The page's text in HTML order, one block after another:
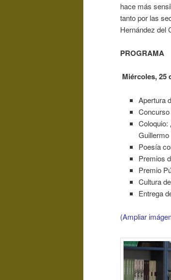
hace más
tanto por las
Hernández del
PROGRAMA
Miércoles, 25
Apertura
Coloquio:
Poesía
Premios
Premio
Cultura
Entrega
(Ampliar